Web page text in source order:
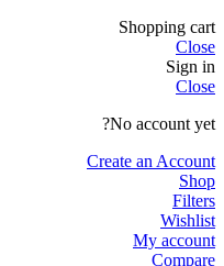
Shopping cart
Close
Sign in
Close
No account yet?
Create an Account
Shop
Filters
Wishlist
My account
Compare